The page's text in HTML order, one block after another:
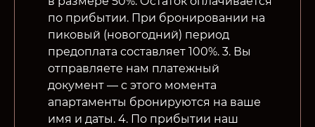
по прибытии. При бронировании на
пиковый (новогодний) период
предоплата составляет 100%. 3. Вы
отправляете нам платежный
документ — с этого момента
апартаменты бронируются на ваше
имя и даты. 4. По прибытии наш